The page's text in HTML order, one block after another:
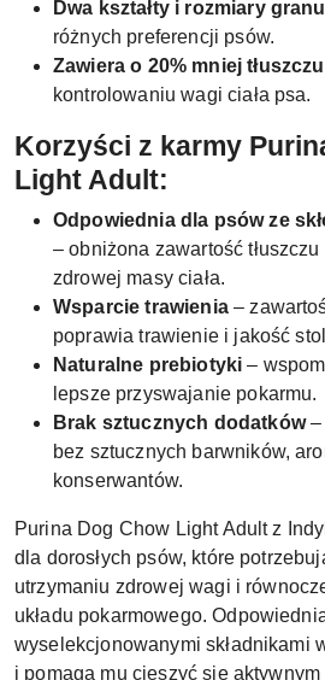
Dwa kształty i rozmiary
różnych preferencji psów.
Zawiera o 20% mniej tłuszczu
kontrolowaniu wagi ciała psa.
Korzyści z karmy
Light Adult:
Odpowiednia dla psów ze
– obniżona zawartość
zdrowej masy ciała.
Wsparcie trawienia–
poprawia trawienie i jakość
Naturalne prebiotyki –
lepsze przyswajanie pokarmu.
Brak sztucznych dodatków–
bez sztucznych barwników,
konserwantów.
Purina Dog Chow Light Adult z
dla dorosłych psów, które
utrzymaniu zdrowej wagi i
układu pokarmowego.
wyselekcjonowanymi składnikami
i pomaga mu cieszyć się aktywnym